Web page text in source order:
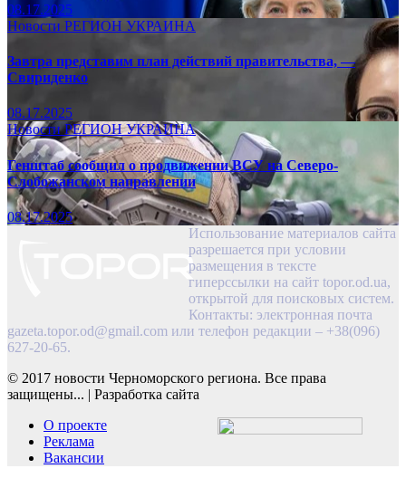
08.17.2025
Новости РЕГИОН УКРАИНА
Завтра представим план действий правительства, —
Свириденко
08.17.2025
НовостиРЕГИОНУКРАИНА
Генштаб сообщил о продвижении ВСУ на Северо-
Слобожанском направлении
08.17.2025
Использование материалов сайта
разрешается при условии
размещения в тексте
гиперссылки на сайт topor.od.ua,
открытой для поисковых систем.
Контакты: электронная почта
gazeta.topor.od@gmail.com или телефон редакции – +38(096)
627-20-65.
© 2017 новости Черноморского региона. Все права
защищены... | Разработка сайта
О проекте
Реклама
Вакансии